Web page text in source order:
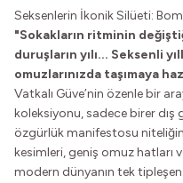
Seksenlerin İkonik Silüeti:
"Sokakların ritminin
duruşların yılı... Seksenli
omuzlarınızda taşımaya
Vatkalı Güve’nin özenle bir
koleksiyonu, sadece birer dış
özgürlük manifestosu
kesimleri, geniş omuz hatları
modern dünyanın tek